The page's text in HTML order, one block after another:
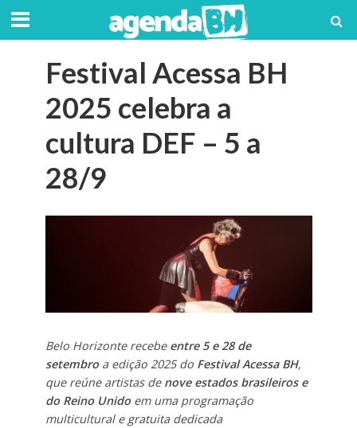
Festival Acessa BH
2025 celebra a
cultura DEF – 5 a
28/9
Belo Horizonte recebe entre 5 e 28 de
setembroa edição 2025 do Festival Acessa BH,
que reúne artistas de nove estados brasileiros e
do Reino Unidoem uma programação
multicultural e gratuita dedicada